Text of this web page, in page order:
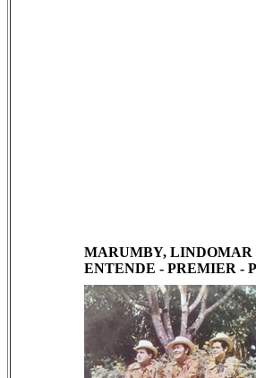
MARUMBY, LINDOMAR
ENTENDE - PREMIER -